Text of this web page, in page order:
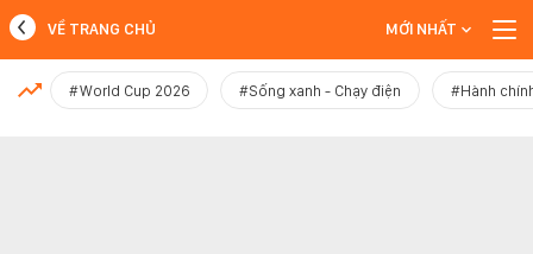
MỚI NHẤT
VỀ TRANG CHỦ MỚI NHẤT
#World Cup 2026 #Sống xanh - Chạy điện #Hành